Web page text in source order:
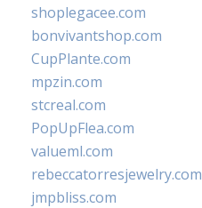
shoplegacee.com
bonvivantshop.com
CupPlante.com
mpzin.com
stcreal.com
PopUpFlea.com
valueml.com
rebeccatorresjewelry.com
jmpbliss.com